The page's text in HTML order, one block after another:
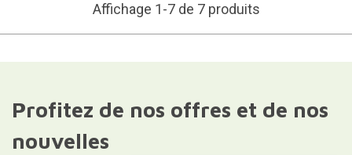
Affichage 1-7 de 7 produits
Profitez de nos offres et de nos
nouvelles